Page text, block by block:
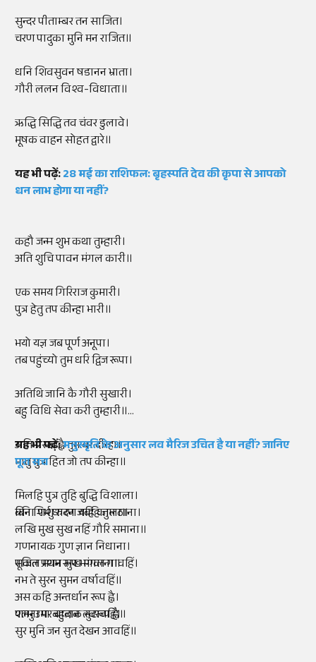
सुन्दर पीताम्बर तन साजित।
चरण पादुका मुनि मन राजित॥
धनि शिवसुवन षडानन भ्राता।
गौरी ललन विश्व-विधाता॥
ऋद्धि सिद्धि तव चंवर डुलावे।
मूषक वाहन सोहत द्वारे॥
यह भी पढ़ें:28 मई का राशिफल: बृहस्पति देव की कृपा से आपको
धन लाभ होगा या नहीं?
कहौ जन्म शुभ कथा तुम्हारी।
अति शुचि पावन मंगल कारी॥
एक समय गिरिराज कुमारी।
पुत्र हेतु तप कीन्हा भारी॥
भयो यज्ञ जब पूर्ण अनूपा।
तब पहुंच्यो तुम धरि द्विज रूपा।
अतिथि जानि कै गौरी सुखारी।
बहु विधि सेवा करी तुम्हारी॥
अति प्रसन्न ह्वै तुम वर दीन्हा।
मातु पुत्र हित जो तप कीन्हा॥
मिलहि पुत्र तुहि बुद्धि विशाला।
बिना गर्भ धारण यहि काला॥
गणनायक गुण ज्ञान निधाना।
पूजित प्रथम रूप भगवाना॥
अस कहि अन्तर्धान रूप ह्वै।
पलना पर बालक स्वरूप ह्वै॥
यह भी पढ़ें:मनुस्मृति के अनुसार लव मैरिज उचित है या नहीं? जानिए
पूरा सच
बनि शिशु रुदन जबहि तुम ठाना।
लखि मुख सुख नहिं गौरि समाना॥
सकल मगन सुख मंगल गावहिं।
नभ ते सुरन सुमन वर्षावहिं॥
शम्भु उमा बहुदान लुटावहिं।
सुर मुनि जन सुत देखन आवहिं॥